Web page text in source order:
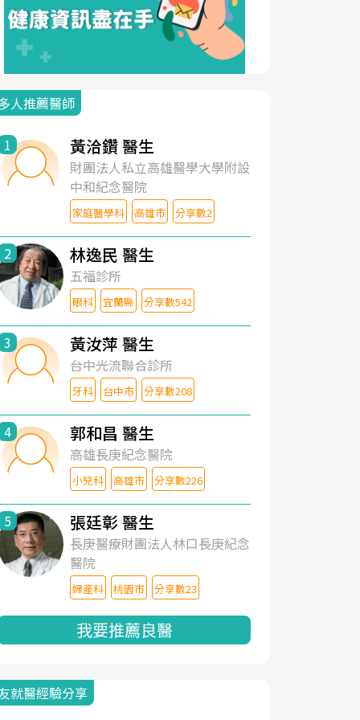
人推薦醫師
1 黃洽鑽 醫生
財團法人私立高雄醫學大學附設
中和紀念醫院
家庭醫學科 高雄市 分享數2
2 林逸民 醫生
五福診所
眼科 宜蘭縣 分享數542
3 黃汝萍 醫生
台中光流聯合診所
牙科 台中市 分享數208
4 郭和昌 醫生
高雄長庚紀念醫院
小兒科 高雄市 分享數226
5 張廷彰 醫生
長庚醫療財團法人林口長庚紀念
醫院
婦產科 桃園市 分享數23
我要推薦良醫
就醫經驗分享